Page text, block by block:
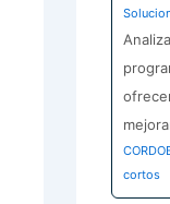
cortos